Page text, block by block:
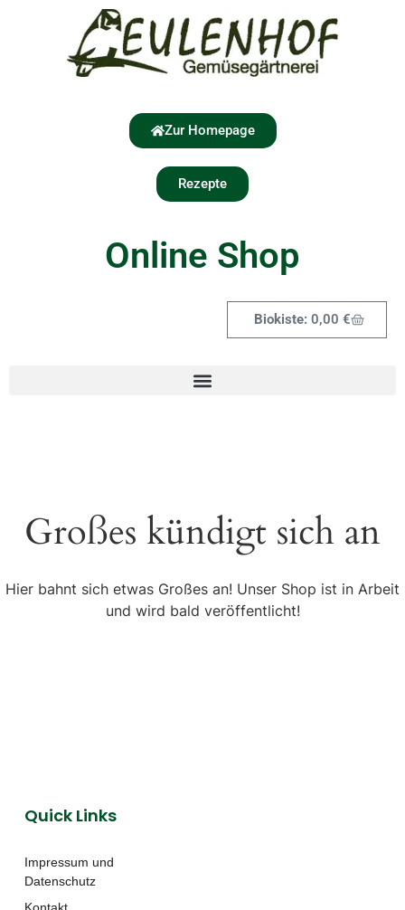
Zur Homepage
Rezepte
Online Shop
0,00 €
Großes kündigt sich an
Hier bahnt sich etwas Großes an! Unser Shop ist in Arbeit
und wird bald veröffentlicht!
Quick Links
Impressum und
Datenschutz